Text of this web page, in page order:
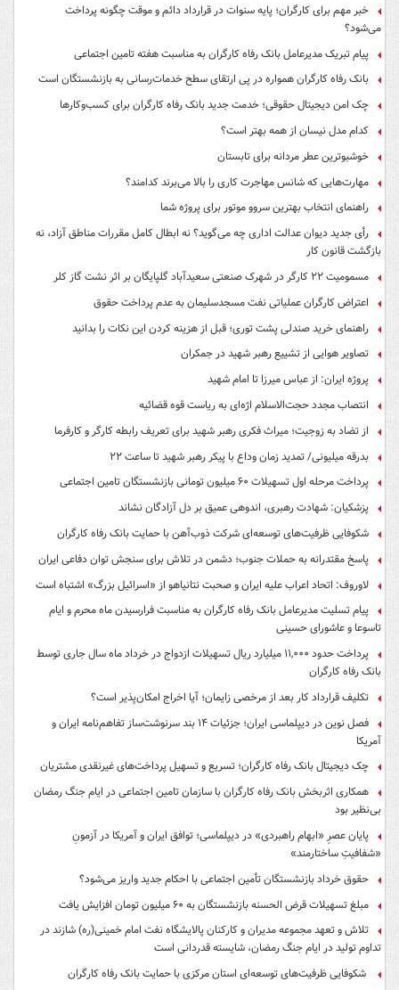
خبر مهم برای کارگران؛ پایه سنوات در قرارداد دائم و موقت چگونه پرداخت
می‌شود؟
پیام تبریک مدیرعامل بانک رفاه کارگران به مناسبت هفته تامین اجتماعی
بانک رفاه کارگران همواره در پی ارتقای سطح خدمات‌رسانی به بازنشستگان است
چک امن دیجیتال حقوقی؛ خدمت جدید بانک رفاه کارگران برای کسب‌وکارها
کدام مدل نیسان از همه بهتر است؟
خوشبوترین عطر مردانه برای تابستان
مهارت‌هایی که شانس مهاجرت کاری را بالا می‌برند کدامند؟
راهنمای انتخاب بهترین سروو موتور برای پروژه شما
رأی جدید دیوان عدالت اداری چه می‌گوید؟ نه ابطال کامل مقررات مناطق آزاد، نه
بازگشت قانون کار
مسمومیت ۲۲ کارگر در شهرک صنعتی سعیدآباد گلپایگان بر اثر نشت گاز کلر
اعتراض کارگران عملیاتی نفت مسجدسلیمان به عدم پرداخت حقوق
راهنمای خرید صندلی پشت توری؛ قبل از هزینه کردن این نکات را بدانید
تصاویر هوایی از تشییع رهبر شهید در جمکران
پروژه ایران: از عباس میرزا تا امام شهید
انتصاب مجدد حجت‌الاسلام اژه‌ای به ریاست قوه‌ قضائیه
از تضاد به زوجیت؛ میراث فکری رهبر شهید برای تعریف رابطه کارگر و کارفرما
بدرقه میلیونی/ تمدید زمان وداع با پیکر رهبر شهید تا ساعت ۲۲
پرداخت مرحله اول تسهیلات ۶۰ میلیون تومانی بازنشستگان تامین اجتماعی
پزشکیان: شهادت رهبری، اندوهی عمیق بر دل آزادگان نشاند
شکوفایی ظرفیت‌های توسعه‌ای شرکت ذوب‌آهن با حمایت‌ بانک رفاه کارگران
پاسخ مقتدرانه به حملات جنوب؛ دشمن در تلاش برای سنجش توان دفاعی ایران
لاوروف: اتحاد اعراب علیه ایران و صحبت نتانیاهو از «اسرائیل بزرگ» اشتباه است
پیام تسلیت مدیرعامل بانک رفاه کارگران به مناسبت فرارسیدن ماه محرم و ایام
تاسوعا و عاشورای حسینی
پرداخت حدود ۱۱,۰۰۰ میلیارد ریال تسهیلات ازدواج در خرداد ماه سال جاری توسط
بانک رفاه کارگران
تکلیف قرارداد کار بعد از مرخصی زایمان؛ آیا اخراج امکان‌پذیر است؟
فصل نوین در دیپلماسی ایران؛ جزئیات ۱۴ بند سرنوشت‌ساز تفاهم‌نامه ایران و
آمریکا
چک دیجیتال بانک رفاه کارگران؛ تسریع و تسهیل پرداخت‌های غیرنقدی مشتریان
همکاری اثربخش بانک رفاه کارگران با سازمان تامین اجتماعی در ایام جنگ رمضان
بی‌نظیر بود
پایان عصرِ «ابهام راهبردی» در دیپلماسی؛ توافق ایران و آمریکا در آزمونِ
«شفافیتِ ساختارمند»
حقوق خرداد بازنشستگان تأمین اجتماعی با احکام جدید واریز می‌شود؟
مبلغ تسهیلات قرض الحسنه بازنشستگان به ۶۰ میلیون تومان افزایش یافت
تلاش و تعهد مجموعه مدیران و کارکنان پالایشگاه نفت امام خمینی(ره) شازند در
تداوم تولید در ایام جنگ رمضان، شایسته قدردانی است
شکوفایی ظرفیت‌های توسعه‌ای استان مرکزی با حمایت بانک رفاه کارگران